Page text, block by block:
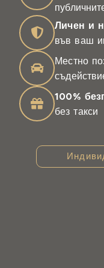
Личен и
във ваш
Местно
100%
без такси